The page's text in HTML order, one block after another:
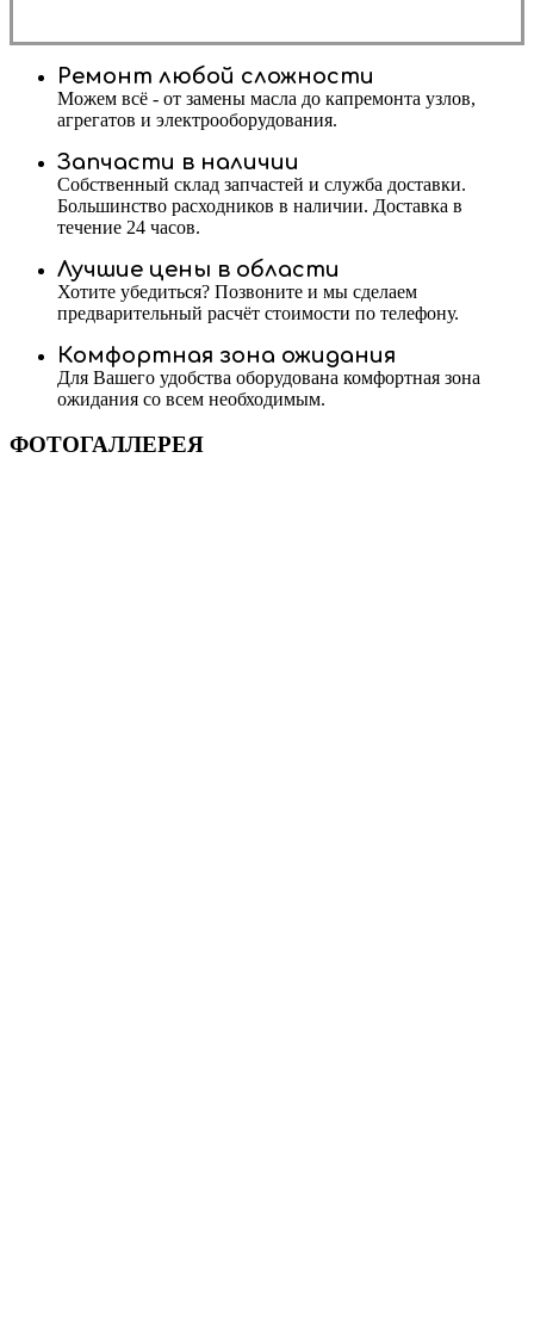
Ремонт любой сложности
Можем всё - от замены масла до капремонта узлов,
агрегатов и электрооборудования.
Запчасти в наличии
Собственный склад запчастей и служба доставки.
Большинство расходников в наличии. Доставка в
течение 24 часов.
Лучшие цены в области
Хотите убедиться? Позвоните и мы сделаем
предварительный расчёт стоимости по телефону.
Комфортная зона ожидания
Для Вашего удобства оборудована комфортная зона
ожидания со всем необходимым.
ФОТОГАЛЛЕРЕЯ